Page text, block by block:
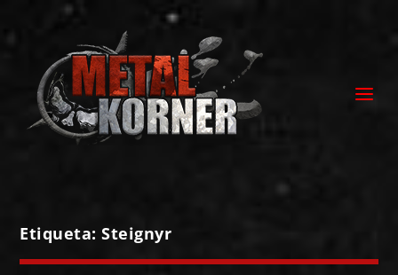
Etiqueta:Steignyr